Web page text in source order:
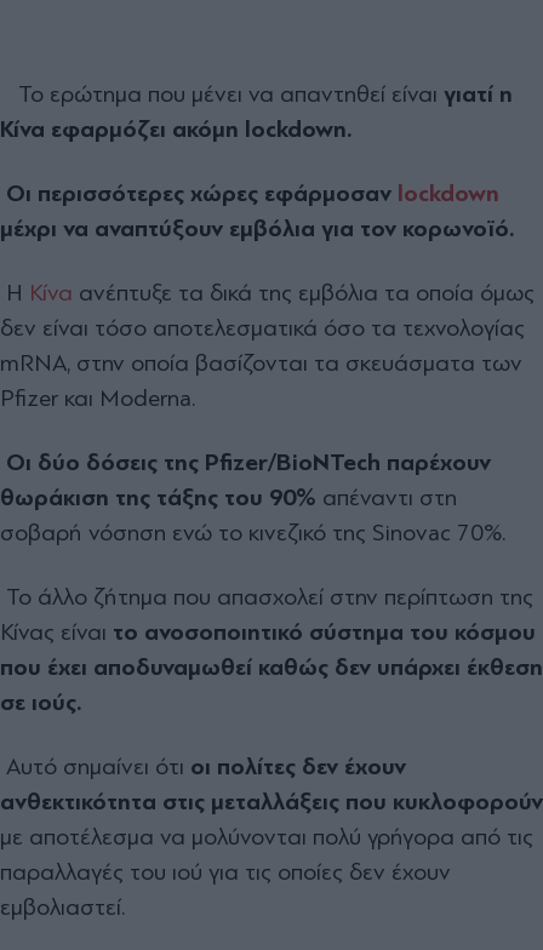
Το ερώτημα που μένει να απαντηθεί είναι γιατί η
Κίνα εφαρμόζει ακόμη lockdown.
Οι περισσότερες χώρες εφάρμοσαν lockdown
μέχρι να αναπτύξουν εμβόλια για τον κορωνοϊό.
Η Κίνα ανέπτυξε τα δικά της εμβόλια τα οποία όμως
δεν είναι τόσο αποτελεσματικά όσο τα τεχνολογίας
mRNA, στην οποία βασίζονται τα σκευάσματα των
Pfizer και Moderna.
Οι δύο δόσεις της Pfizer/BioNTech παρέχουν
θωράκιση της τάξης του 90% απέναντι στη
σοβαρή νόσηση ενώ το κινεζικό της Sinovac 70%.
Το άλλο ζήτημα που απασχολεί στην περίπτωση της
Κίνας είναι το ανοσοποιητικό σύστημα του κόσμου
που έχει αποδυναμωθεί καθώς δεν υπάρχει έκθεση
σε ιούς.
Αυτό σημαίνει ότι οι πολίτες δεν έχουν
ανθεκτικότητα στις μεταλλάξεις που κυκλοφορούν
με αποτέλεσμα να μολύνονται πολύ γρήγορα από τις
παραλλαγές του ιού για τις οποίες δεν έχουν
εμβολιαστεί.